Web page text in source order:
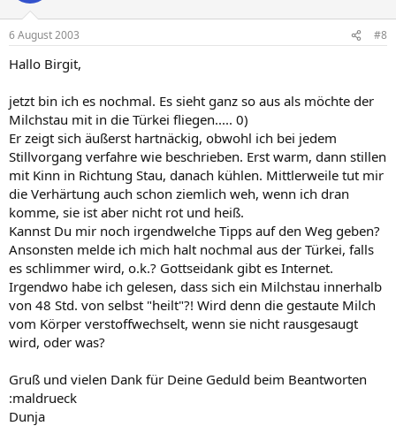
6 August 2003 #8
Hallo Birgit,
jetzt bin ich es nochmal. Es sieht ganz so aus als möchte der
Milchstau mit in die Türkei fliegen..... 0)
Er zeigt sich äußerst hartnäckig, obwohl ich bei jedem
Stillvorgang verfahre wie beschrieben. Erst warm, dann stillen
mit Kinn in Richtung Stau, danach kühlen. Mittlerweile tut mir
die Verhärtung auch schon ziemlich weh, wenn ich dran
komme, sie ist aber nicht rot und heiß.
Kannst Du mir noch irgendwelche Tipps auf den Weg geben?
Ansonsten melde ich mich halt nochmal aus der Türkei, falls
es schlimmer wird, o.k.? Gottseidank gibt es Internet.
Irgendwo habe ich gelesen, dass sich ein Milchstau innerhalb
von 48 Std. von selbst "heilt"?! Wird denn die gestaute Milch
vom Körper verstoffwechselt, wenn sie nicht rausgesaugt
wird, oder was?
Gruß und vielen Dank für Deine Geduld beim Beantworten
:maldrueck
Dunja